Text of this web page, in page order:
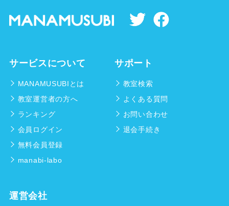
サービスについて
MANAMUSUBIとは
教室運営者の方へ
ランキング
会員ログイン
無料会員登録
manabi-labo
サポート
教室検索
よくある質問
お問い合わせ
退会手続き
運営会社